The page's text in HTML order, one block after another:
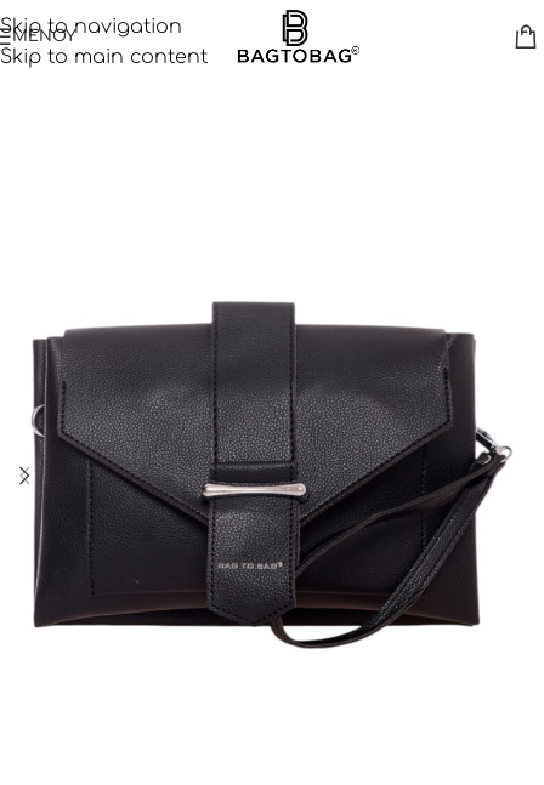
Skip to navigation
Skip to main content
ΜΕΝΟΥ